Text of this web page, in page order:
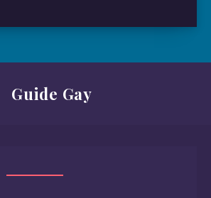
Guide Gay